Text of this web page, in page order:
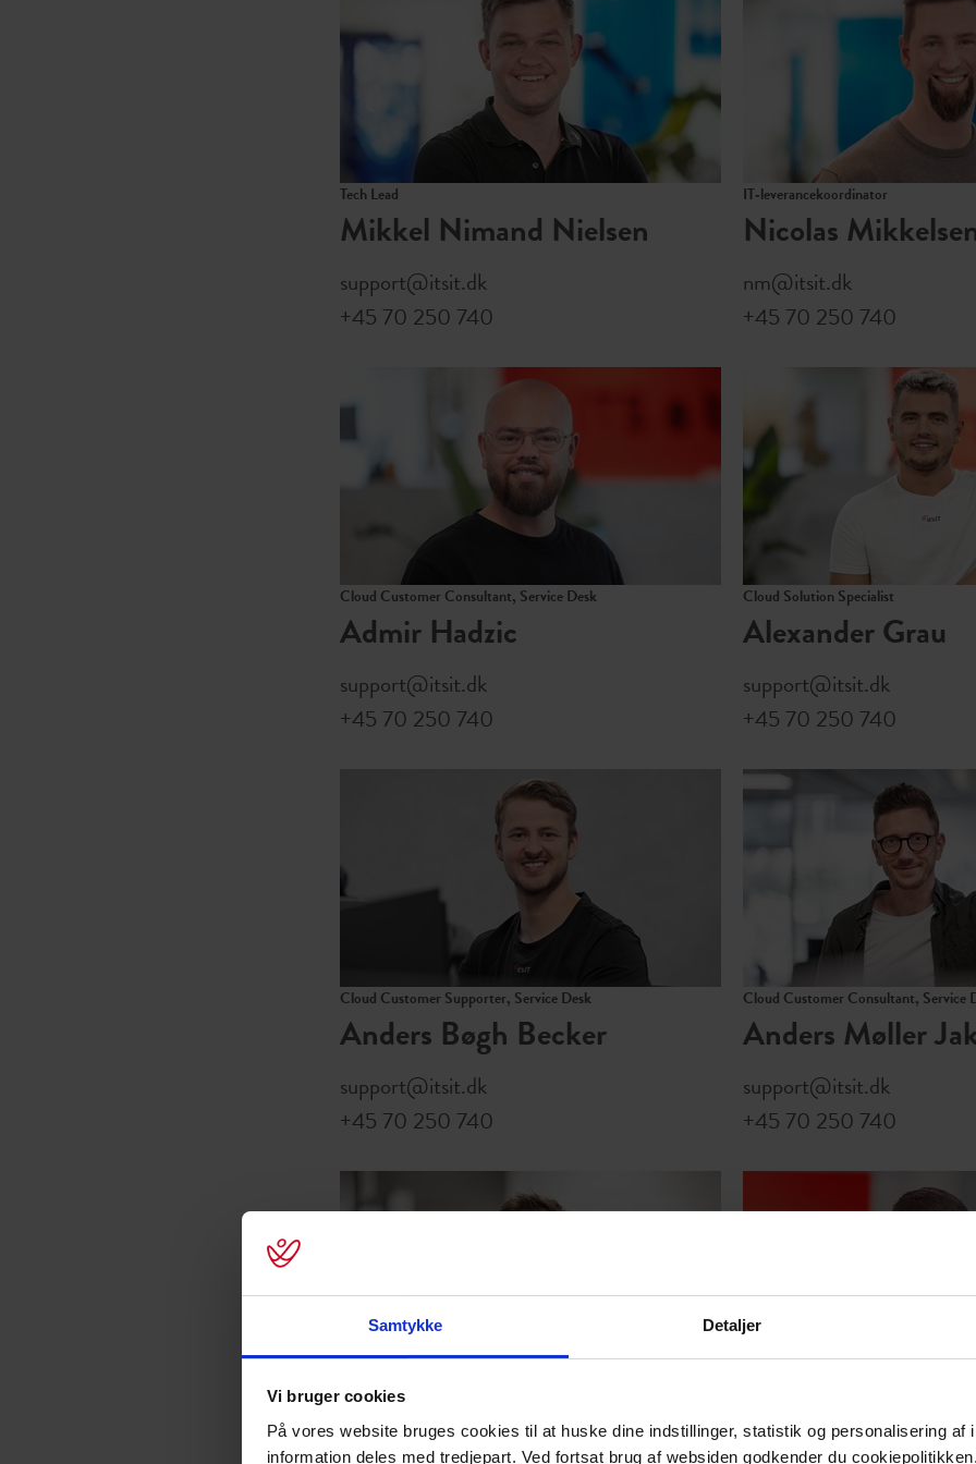
Samtykke Detaljer
Vi bruger cookies
På vores website bruges cookies til at huske dine indstillinger, statistik og personalisering af
information deles med tredjepart. Ved fortsat brug af websiden godkender du
Tech Lead
Mikkel Nimand Nielsen
support@itsit.dk
+45 70 250 740
IT‑leverancekoordinator
Nicolas
nm@itsit.dk
+45 70 250 740
Cloud Customer Consultant, Service Desk
Admir Hadzic
support@itsit.dk
+45 70 250 740
Cloud Solution Specialist
Alexander Grau
support@itsit.dk
+45 70 250 740
Cloud Customer Supporter, Service Desk
Anders Bøgh Becker
support@itsit.dk
+45 70 250 740
Cloud Customer Consultant, Service
Anders Møller
support@itsit.dk
+45 70 250 740
Cloud Solution Specialist
David Lønborg Frederik